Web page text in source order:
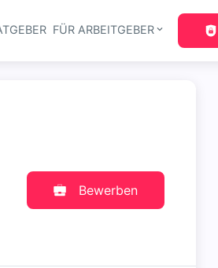
FÜR ARBEITGEBER
Bewerben